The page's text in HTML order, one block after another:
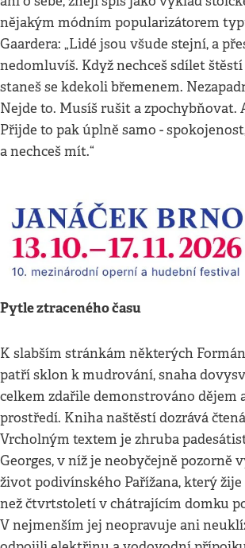
nějakým módním popularizátorem
Gaardera: „Lidé jsou všude stejní, a
nedomluvíš. Když nechceš sdílet
staneš se kdekoli břemenem.
Nejde to. Musíš rušit a zpochybňovat.
Přijde to pak úplně samo -
a nechceš mít.“
Pytle ztraceného času
K slabším stránkám některých
patří sklon k mudrování, snaha
celkem zdařile demonstrováno dějem
prostředí. Kniha naštěstí dozrává
Vrcholným textem je zhruba
Georges, v níž je neobyčejně pozorně
život podivínského Pařížana, který žije
než čtvrtstoletí v chátrajícím domku
V nejmenším jej neopravuje ani